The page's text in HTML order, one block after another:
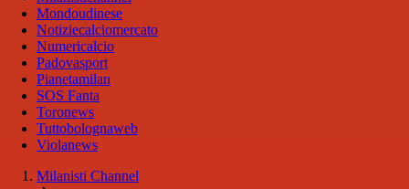
Mondoudinese
Notiziecalciomercato
Numericalcio
Padovasport
Pianetamilan
SOS Fanta
Toronews
Tuttobolognaweb
Violanews
Milanisti Channel